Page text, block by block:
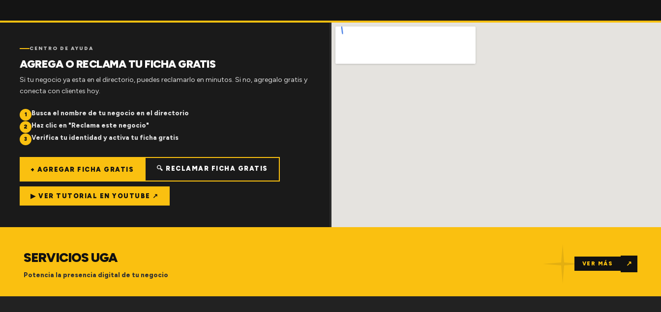
CENTRO DE AYUDA
AGREGA O RECLAMA TU FICHA GRATIS
Si tu negocio ya esta en el directorio, puedes reclamarlo en minutos. Si no, agregalo gratis y
conecta con clientes hoy.
1 Busca el nombre de tu negocio en el directorio
2 Haz clic en "Reclama este negocio"
3 Verifica tu identidad y activa tu ficha gratis
+ AGREGAR FICHA GRATIS 🔍 RECLAMAR FICHA GRATIS
▶ VER TUTORIAL EN YOUTUBE ↗
SERVICIOS UGA
Potencia la presencia digital de tu negocio
VER MÁS ↗